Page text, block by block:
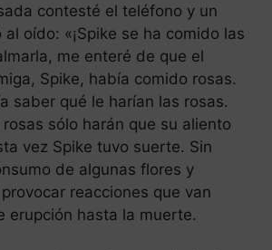
contesté el teléfono y un
oído: «¡Spike se ha comido las
me enteré de que el
Spike, había comido rosas.
saber qué le harían las rosas.
sólo harán que su aliento
vez Spike tuvo suerte. Sin
de algunas flores y
reacciones que van
erupción hasta la muerte.